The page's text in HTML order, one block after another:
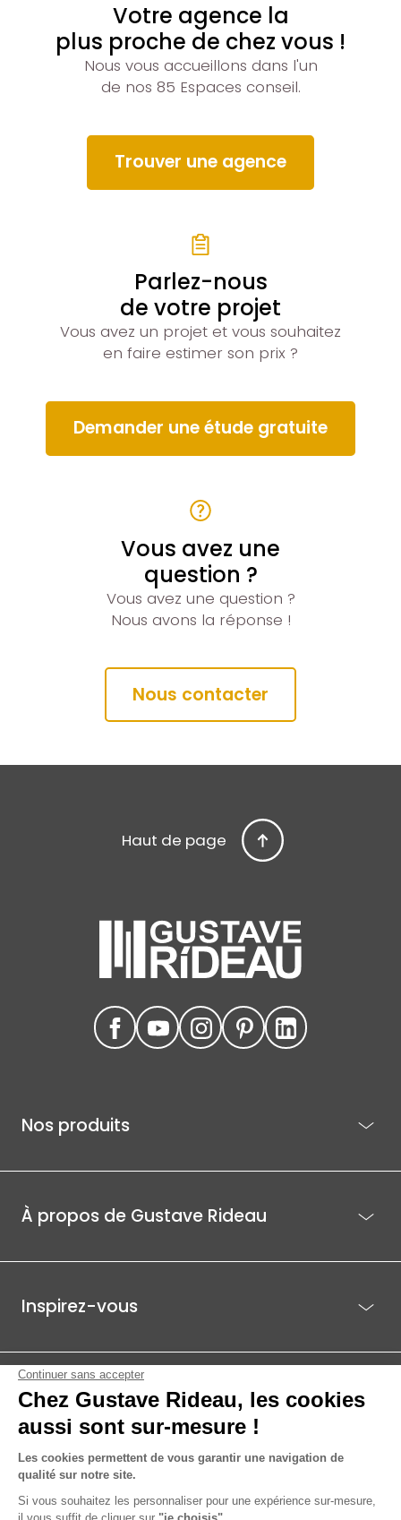
Votre agence la
plus proche de chez vous !
Nous vous accueillons dans l'un
de nos 85 Espaces conseil.
Trouver une agence
Parlez-nous
de votre projet
Vous avez un projet et vous souhaitez
en faire estimer son prix ?
Demander une étude gratuite
Vous avez une
question ?
Vous avez une question ?
Nous avons la réponse !
Nous contacter
Haut de page
Nos produits
À propos de Gustave Rideau
Inspirez-vous
Je suis déjà client
Gustave Rideau pour les pros